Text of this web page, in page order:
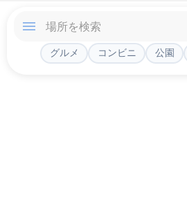
グルメ コンビニ 公園